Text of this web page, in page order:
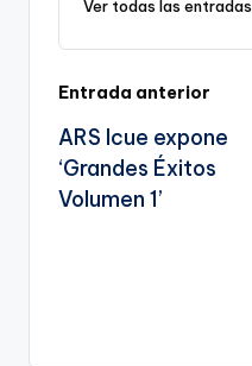
Ver todas las entradas
Navegación
de
entradas
Entrada anterior
ARS Icue expone
‘Grandes Éxitos
Volumen 1’